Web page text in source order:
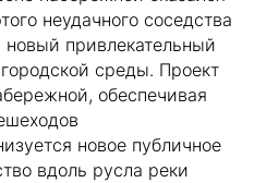
неудачного соседства
привлекательный
среды. Проект
обеспечивая
новое публичное
вдоль русла реки